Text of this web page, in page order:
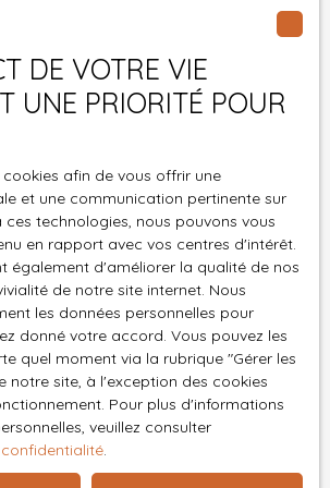
de mes données
faire l'objet de prospection
voie téléphonique, vous pouvez
gratuitement sur la liste d'opposition
téléphonique, prévu par l'article
de la consommation, sur le site
ou par courrier
Service Bloctel, CS 61311, 41013
plus sur le traitement de vos
DE VOTRE VIE
UNE PRIORITÉ POUR
afin de vous offrir une
et une communication pertinente sur
ces technologies, nous pouvons vous
en rapport avec vos centres d'intérêt.
également d'améliorer la qualité de nos
de notre site internet. Nous
les données personnelles pour
donné votre accord. Vous pouvez les
quel moment via la rubrique ″Gérer les
notre site, à l'exception des cookies
Pour plus d'informations
veuillez consulter
.